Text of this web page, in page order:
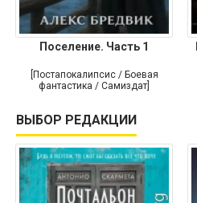
Поселение. Часть 1
[Постапокалипсис / Боевая
фантастика / Самиздат]
ВЫБОР РЕДАКЦИИ